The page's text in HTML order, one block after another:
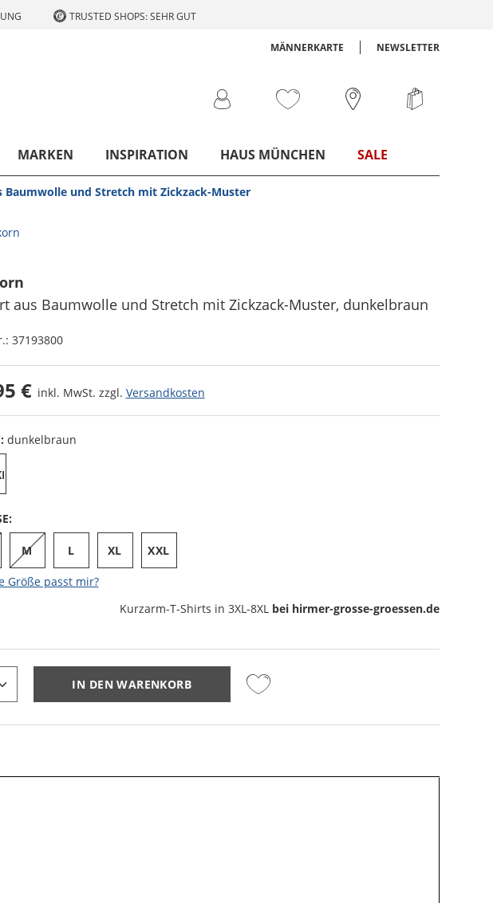
TRUSTED SHOPS: SEHR GUT
MÄNNERKARTE NEWSLETTER
MARKEN INSPIRATION HAUS MÜNCHEN SALE
Baumwolle und Stretch mit Zickzack-Muster
aus Baumwolle und Stretch mit Zickzack-Muster, dunkelbraun
37193800
€ inkl. MwSt. zzgl. Versandkosten
dunkelbraun
M L XL XXL
Größe passt mir?
Kurzarm-T-Shirts in 3XL-8XL bei hirmer-grosse-groessen.de
IN DEN WARENKORB